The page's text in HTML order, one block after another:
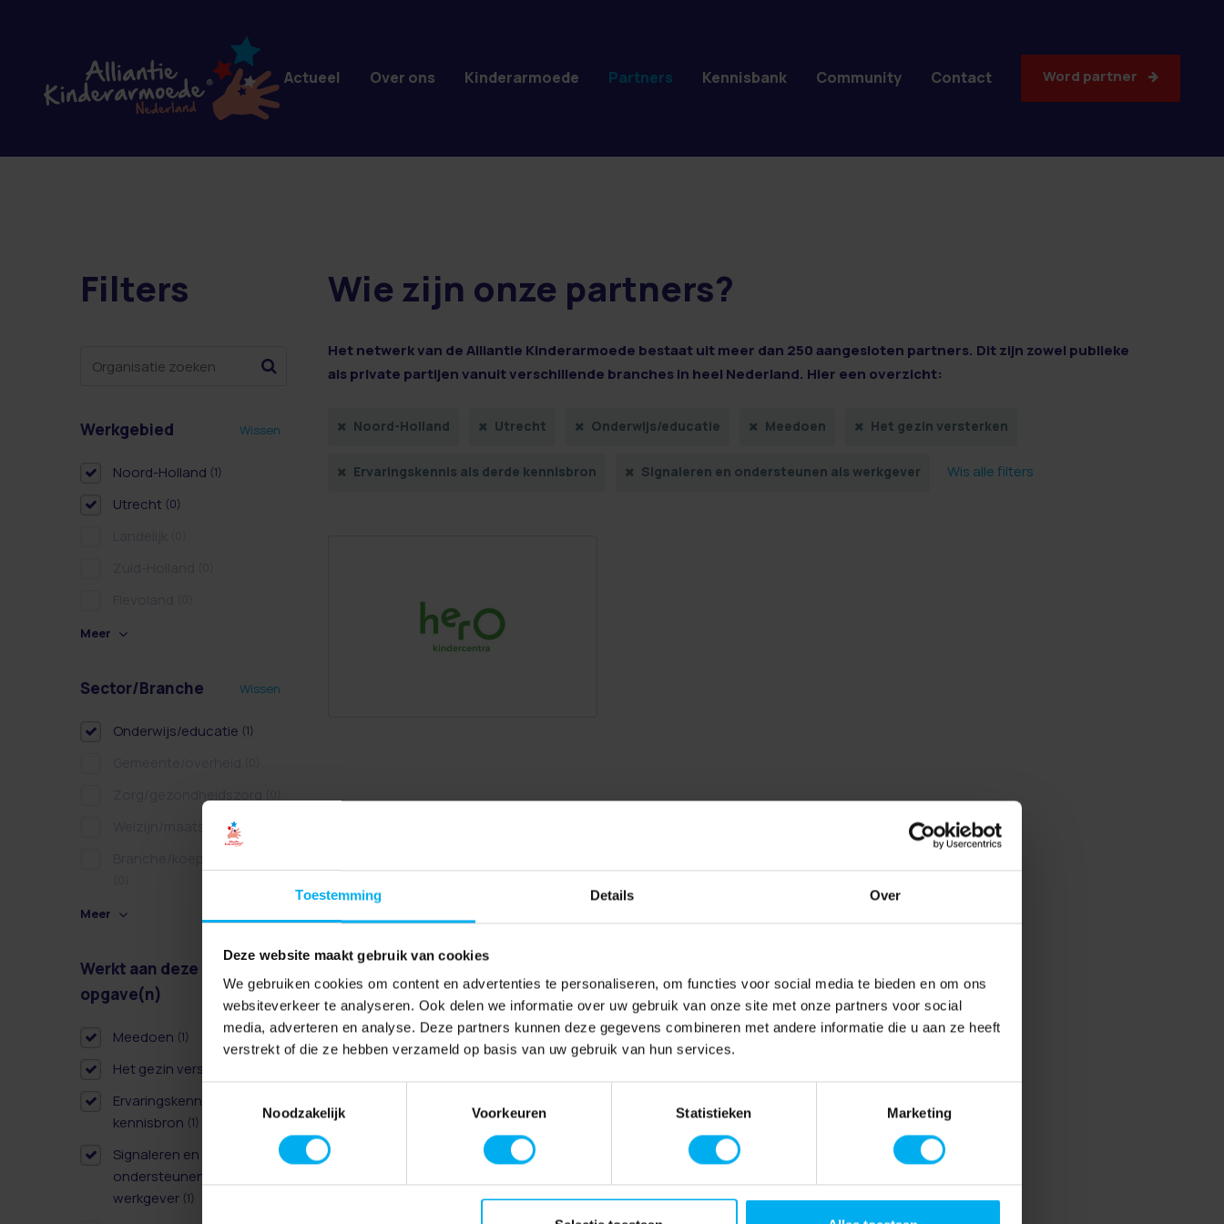
Toestemming Details Over
Deze website maakt gebruik van cookies
We gebruiken cookies om content en advertenties te personaliseren, om functies voor social media te bieden en om ons
websiteverkeer te analyseren. Ook delen we informatie over uw gebruik van onze site met onze partners voor social
media, adverteren en analyse. Deze partners kunnen deze gegevens combineren met andere informatie die u aan ze heeft
verstrekt of die ze hebben verzameld op basis van uw gebruik van hun services.
Noodzakelijk
Voorkeuren Statistieken Marketing
1 resultaten
Filters
Werkgebied Wissen
Noord-Holland (1)
Utrecht (0)
Meer
Sector/Branche Wissen
Onderwijs/educatie (1)
Welzijn/maatschappelijk
Meer
Werkt aan deze
opgave(n)
Meedoen (1)
Het gezin versterken
Ervaringskennis als derde
kennisbron (1)
Signaleren en
ondersteunen als
werkgever (1)
Wie zijn onze partners?
Het netwerk van de Alliantie Kinderarmoede bestaat uit meer dan 250 aangesloten partners. Dit zijn zowel publieke
als private partijen vanuit verschillende branches in heel Nederland. Hier een overzicht:
Noord-Holland Utrecht Onderwijs/educatie Meedoen Het gezin versterken
Ervaringskennis als derde kennisbron Signaleren en ondersteunen als werkgever Wis alle filters
Actueel Over ons Kinderarmoede Partners Kennisbank Community Contact Word partner